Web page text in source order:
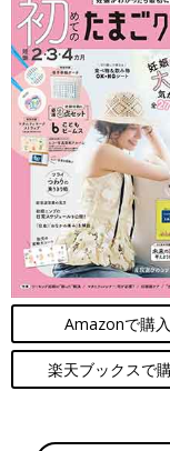
Amazonで購入
楽天ブックスで